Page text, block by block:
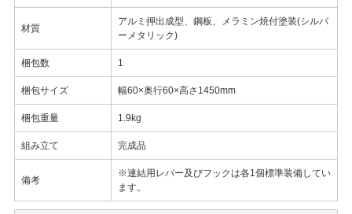
材質
アルミ押出成型、鋼板、メラミン焼付塗装(シルバ
ーメタリック)
梱包数 1
梱包サイズ 幅60×奥行60×高さ1450mm
梱包重量 1.9kg
組み立て 完成品
備考
※連結用レバー及びフックは各1個標準装備してい
ます。